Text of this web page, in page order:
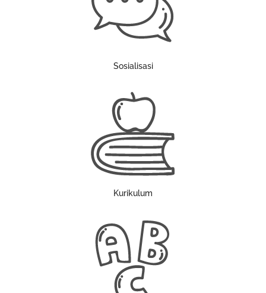
Sosialisasi
Kurikulum